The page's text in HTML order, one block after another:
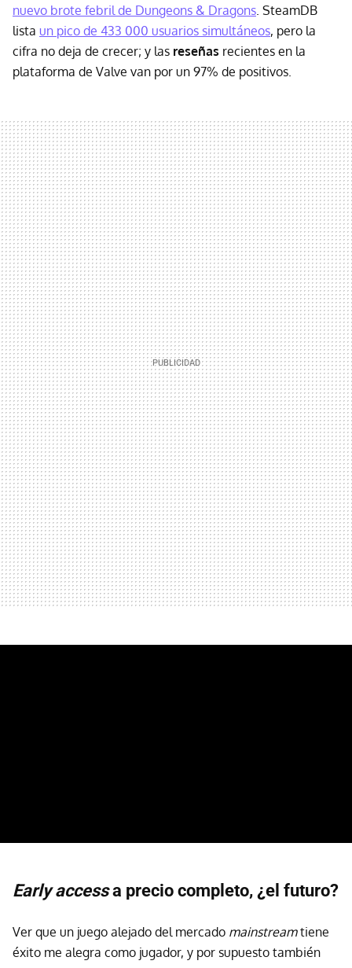
nuevo brote febril de Dungeons & Dragons. SteamDB
lista un pico de 433 000 usuarios simultáneos, pero la
cifra no deja de crecer; y las reseñas recientes en la
plataforma de Valve van por un 97% de positivos.
Early accessa precio completo, ¿el futuro?
Ver que un juego alejado del mercado mainstreamtiene
éxito me alegra como jugador, y por supuesto también